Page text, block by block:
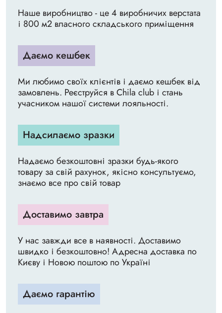
Наше виробництво - це 4 виробничих верстата
і 800 м2 власного складського приміщення
Даємо кешбек
Ми любимо своїх клієнтів і даємо кешбек від
замовлень. Реєструйся в Chila club і стань
учасником нашої системи лояльності.
Надсилаємо зразки
Надаємо безкоштовні зразки будь-якого
товару за свій рахунок, якісно консультуємо,
знаємо все про свій товар
Доставимо завтра
У нас завжди все в наявності. Доставимо
швидко і безкоштовно! Адресна доставка по
Києву і Новою поштою по Україні
Даємо гарантію